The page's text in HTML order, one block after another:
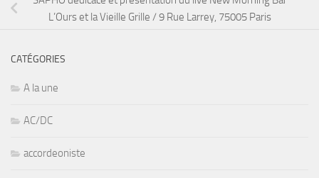
L’Ours et la Vieille Grille / 9 Rue Larrey, 75005 Paris
CATÉGORIES
A la une
AC/DC
accordeoniste